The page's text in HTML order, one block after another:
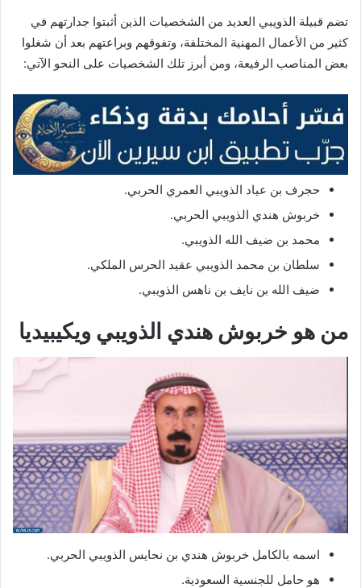
تضم قبيلة الذويبي العديد من الشخصيات الذين أثبتوا جدارتهم في
كثير من الأعمال المهنية المختلفة، وتفوقهم وبراعتهم بعد أن شغلوا
بعض المناصب الرفيعة، ومن أبرز تلك الشخصيات على النحو الآتي:
حجرف بن عياد الذويبي العمري الحربي.
خربوش هندي الذويبي الحربي.
محمد بن ضيف الله الذويبي.
سلطان بن محمد الذويبي عقيد الحرس الملكي.
ضيف الله بن نايف بن ناهس الذويبي.
من هو خربوش هندي الذويبي ويكيبيديا
اسمه بالكامل خربوش هندي بن نحايس الذويبي الحربي.
هو حامل للجنسية السعودية.